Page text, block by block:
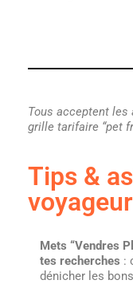
Tous acceptent les
grille tarifaire “pet
Tips &
Mets “Vendres
tes recherches :
dénicher les